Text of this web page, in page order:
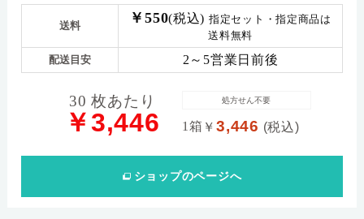
送料 ￥550(税込) 指定セット・指定商品は
送料無料
配送目安 2～5営業日前後
30 枚あたり
￥3,446 1箱 ￥3,446 (税込)
処方せん不要
ショップのページへ